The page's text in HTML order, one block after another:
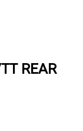
REAR